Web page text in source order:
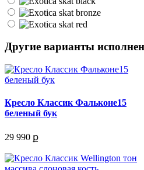
Другие варианты
Кресло Классик Фальконе15
беленый бук
29 990 ք